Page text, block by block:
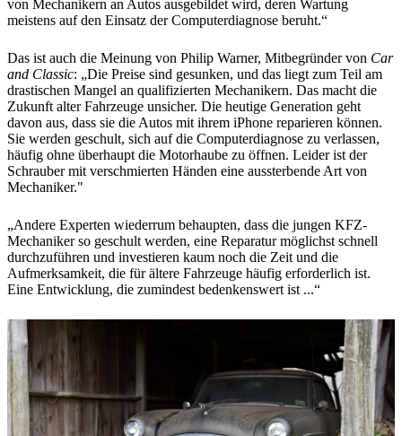
von Mechanikern an Autos ausgebildet wird, deren Wartung
meistens auf den Einsatz der Computerdiagnose beruht.“
Das ist auch die Meinung von Philip Warner, Mitbegründer von Car
and Classic: „Die Preise sind gesunken, und das liegt zum Teil am
drastischen Mangel an qualifizierten Mechanikern. Das macht die
Zukunft alter Fahrzeuge unsicher. Die heutige Generation geht
davon aus, dass sie die Autos mit ihrem iPhone reparieren können.
Sie werden geschult, sich auf die Computerdiagnose zu verlassen,
häufig ohne überhaupt die Motorhaube zu öffnen. Leider ist der
Schrauber mit verschmierten Händen eine aussterbende Art von
Mechaniker."
„Andere Experten wiederrum behaupten, dass die jungen KFZ-
Mechaniker so geschult werden, eine Reparatur möglichst schnell
durchzuführen und investieren kaum noch die Zeit und die
Aufmerksamkeit, die für ältere Fahrzeuge häufig erforderlich ist.
Eine Entwicklung, die zumindest bedenkenswert ist ...“